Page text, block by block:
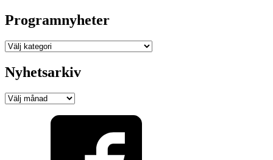
Programnyheter
Programnyheter
Nyhetsarkiv
Nyhetsarkiv